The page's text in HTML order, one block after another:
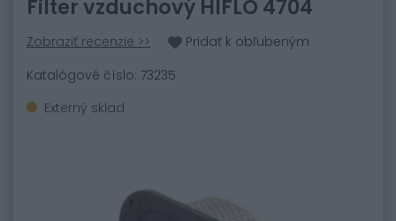
Filter vzduchový HIFLO 4704
Zobraziť recenzie >>
Pridať k obľubeným
Katalógové číslo: 73235
Externý sklad